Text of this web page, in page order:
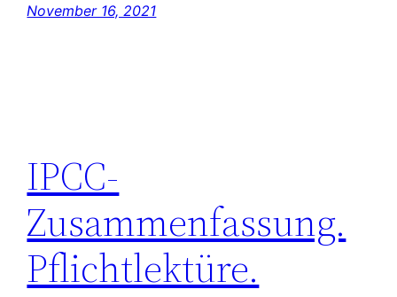
November 16, 2021
IPCC-
Zusammenfassung.
Pflichtlektüre.